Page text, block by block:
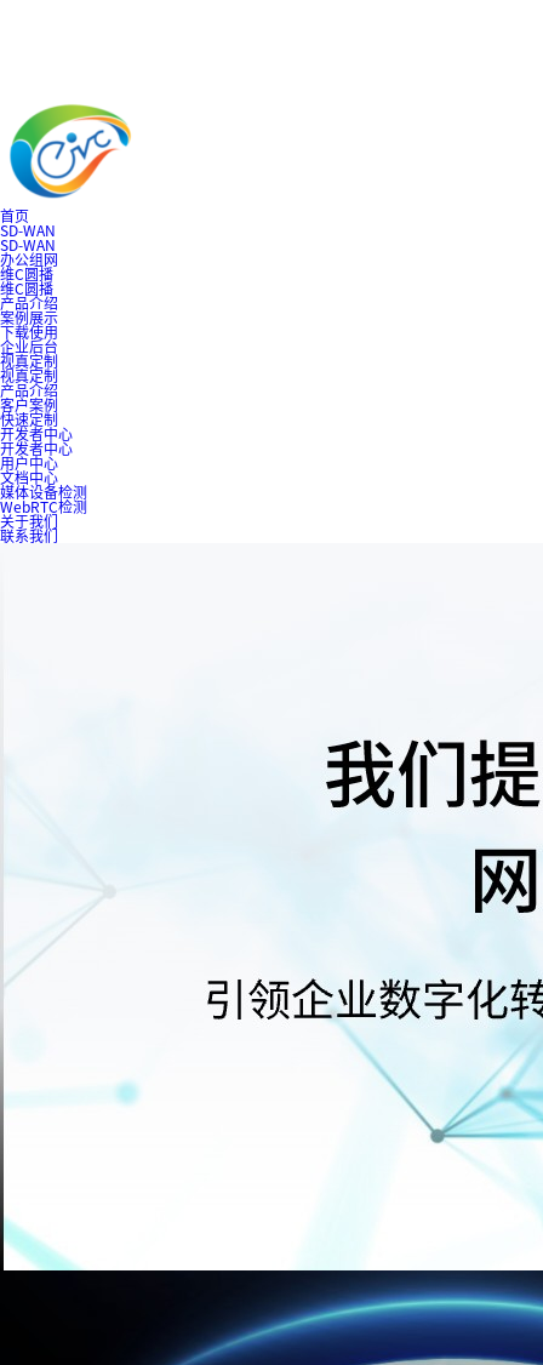
首页
SD-WAN
SD-WAN
办公组网
维C圆播
维C圆播
产品介绍
案例展示
下载使用
企业后台
视真定制
视真定制
产品介绍
客户案例
快速定制
开发者中心
开发者中心
用户中心
文档中心
媒体设备检测
WebRTC检测
关于我们
联系我们
1